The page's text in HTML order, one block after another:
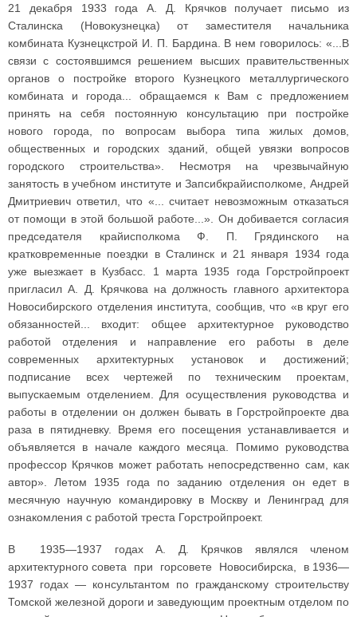
21 декабря 1933 года А. Д. Крячков получает письмо из
Сталинска (Новокузнецка) от заместителя начальника
комбината Кузнецкстрой И. П. Бардина. В нем говорилось: «...В
связи с состоявшимся решением высших правительственных
органов о постройке второго Кузнецкого металлургического
комбината и города... обращаемся к Вам с предложением
принять на себя постоянную консультацию при постройке
нового города, по вопросам выбора типа жилых домов,
общественных и городских зданий, общей увязки вопросов
городского строительства». Несмотря на чрезвычайную
занятость в учебном институте и Запсибкрайисполкоме, Андрей
Дмитриевич ответил, что «... считает невозможным отказаться
от помощи в этой большой работе...». Он добивается согласия
председателя крайисполкома Ф. П. Грядинского на
кратковременные поездки в Сталинск и 21 января 1934 года
уже выезжает в Кузбасс. 1 марта 1935 года Горстройпроект
пригласил А. Д. Крячкова на должность главного архитектора
Новосибирского отделения института, сообщив, что «в круг его
обязанностей... входит: общее архитектурное руководство
работой отделения и направление его работы в деле
современных архитектурных установок и достижений;
подписание всех чертежей по техническим проектам,
выпускаемым отделением. Для осуществления руководства и
работы в отделении он должен бывать в Горстройпроекте два
раза в пятидневку. Время его посещения устанавливается и
объявляется в начале каждого месяца. Помимо руководства
профессор Крячков может работать непосредственно сам, как
автор». Летом 1935 года по заданию отделения он едет в
месячную научную командировку в Москву и Ленинград для
ознакомления с работой треста Горстройпроект.
В 1935—1937 годах А. Д. Крячков являлся членом
архитектурного совета при горсовете Новосибирска, в 1936—
1937 годах — консультантом по гражданскому строительству
Томской железной дороги и заведующим проектным отделом по